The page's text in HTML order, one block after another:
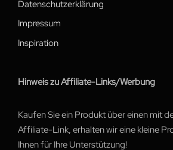
Datenschutzerklärung
Impressum
Inspiration
Hinweis zu Affiliate-Links/Werbung
Kaufen Sie ein Produkt über einen mit
Affiliate-Link, erhalten wir eine kleine
Ihnen für Ihre Unterstützung!